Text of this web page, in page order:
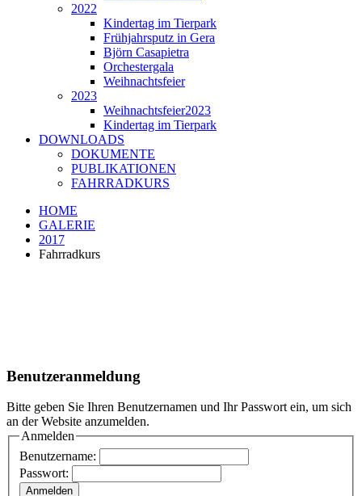
2022
Kindertag im Tierpark
Frühjahrsputz in Gera
Björn Casapietra
Orchestergala
Weihnachtsfeier
2023
Weihnachtsfeier2023
Kindertag im Tierpark
DOWNLOADS
DOKUMENTE
PUBLIKATIONEN
FAHRRADKURS
HOME
GALERIE
2017
Fahrradkurs
Benutzeranmeldung
Bitte geben Sie Ihren Benutzernamen und Ihr Passwort ein, um sich
an der Website anzumelden.
Anmelden
Benutzername:
Passwort: